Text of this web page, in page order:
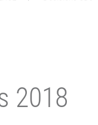
2018